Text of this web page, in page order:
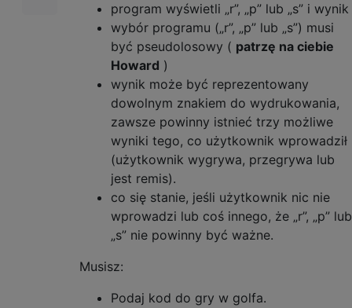
program wyświetli „r”, „p” lub „s” i wynik
wybór programu („r”, „p” lub „s”) musi
być pseudolosowy ( patrzę na ciebie
Howard )
wynik może być reprezentowany
dowolnym znakiem do wydrukowania,
zawsze powinny istnieć trzy możliwe
wyniki tego, co użytkownik wprowadził
(użytkownik wygrywa, przegrywa lub
jest remis).
co się stanie, jeśli użytkownik nic nie
wprowadzi lub coś innego, że „r”, „p” lub
„s” nie powinny być ważne.
Musisz:
Podaj kod do gry w golfa.